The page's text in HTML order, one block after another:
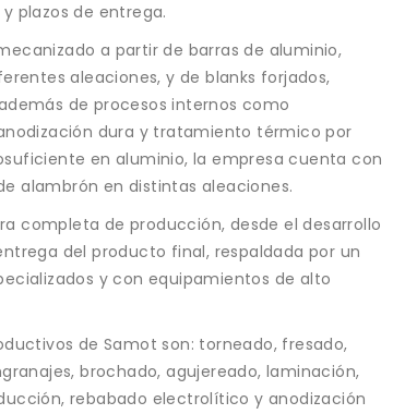
plazos de entrega.
a partir de barras de aluminio,
aleaciones, y de blanks forjados,
de procesos internos como
dura y tratamiento térmico por
en aluminio, la empresa cuenta con
alambrón en distintas aleaciones.
completa de producción, desde el desarrollo
del producto final, respaldada por un
y con equipamientos de alto
de Samot son: torneado, fresado,
brochado, agujereado, laminación,
rebabado electrolítico y anodización